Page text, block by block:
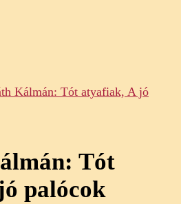
Kálmán: Tót atyafiak, A jó
Tót
palócok